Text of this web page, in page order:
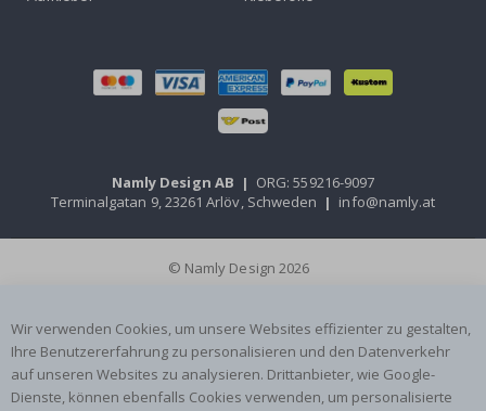
Namly Design AB | ORG: 559216-9097
Terminalgatan 9, 23261 Arlöv, Schweden | info@namly.at
© Namly Design 2026
Wir verwenden Cookies, um unsere Websites effizienter zu gestalten,
Ihre Benutzererfahrung zu personalisieren und den Datenverkehr
auf unseren Websites zu analysieren. Drittanbieter, wie Google-
Dienste, können ebenfalls Cookies verwenden, um personalisierte